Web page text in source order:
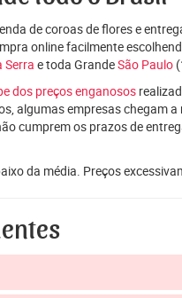
de coroas de flores e
online facilmente
Serra e toda GrandeSão Paulo
dos preços enganosos
algumas empresas chegam
cumprem os prazos de
da média. Preços